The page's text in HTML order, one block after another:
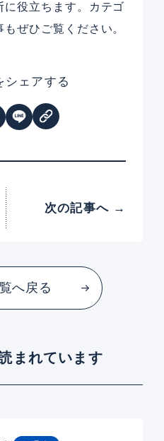
役立ちます。カテゴ
ぜひご覧ください。
シェアする
次の記事へ →
へ戻る
まれています